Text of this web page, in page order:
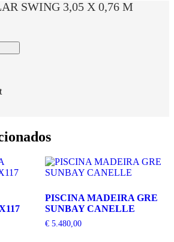
SWING 3,05 X 0,76 M
PISCINA MADEIRA GRE
SUNBAY CANELLE
€5.480,00